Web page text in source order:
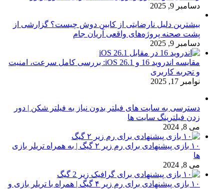
دسامبر 9, 2025
بیشترین دلیل نارضایتی از کابین دوش چیست؟ گزارشی از
پشت صحنه پروژه‌های واقعی آریان جام
دسامبر 9, 2025
مقایسه اندروید 16 و iOS 26.1: بررسی کامل سرعت، امنیت
و تجربه کاربری
نوامبر 17, 2025
دسترسی به سایت های فیلتر بدون نیاز به فیلتر شکن | دور
زدن فیلترینگ سایت ها
می 8, 2024
۱۰ بازی پیشنهادی برای رم زیر ۲ گیگ | به همراه تریلر بازی
ها
می 8, 2024
۱۰ بازی پیشنهادی برای رم زیر ۴ گیگ | همراه با تریلر بازی و